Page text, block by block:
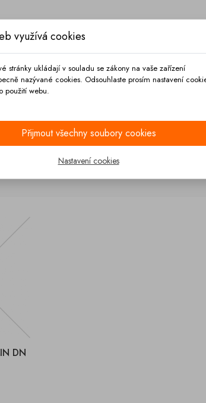
DN
využívá cookies
stránky ukládají v souladu se zákony na vaše zařízení
nazývané cookies. Odsouhlaste prosím nastavení
použití webu.
Přijmout všechny soubory cookies
Nastavení cookies